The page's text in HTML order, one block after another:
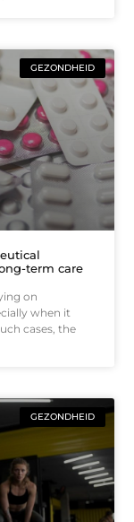
GEZONDHEID
term care
on
when it
cases, the
GEZONDHEID